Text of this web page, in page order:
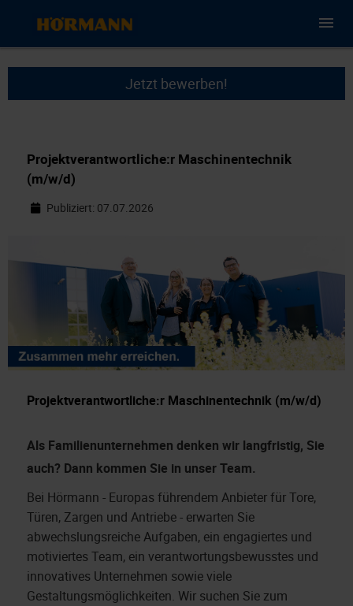
Jetzt bewerben!
Projektverantwortliche:r Maschinentechnik
(m/w/d)
Publiziert: 07.07.2026
Projektverantwortliche:r Maschinentechnik (m/w/d)
Als Familienunternehmen denken wir langfristig, Sie
auch? Dann kommen Sie in unser Team.
Bei Hörmann - Europas führendem Anbieter für Tore,
Türen, Zargen und Antriebe - erwarten Sie
abwechslungsreiche Aufgaben, ein engagiertes und
motiviertes Team, ein verantwortungsbewusstes und
innovatives Unternehmen sowie viele
Gestaltungsmöglichkeiten. Wir suchen Sie zum